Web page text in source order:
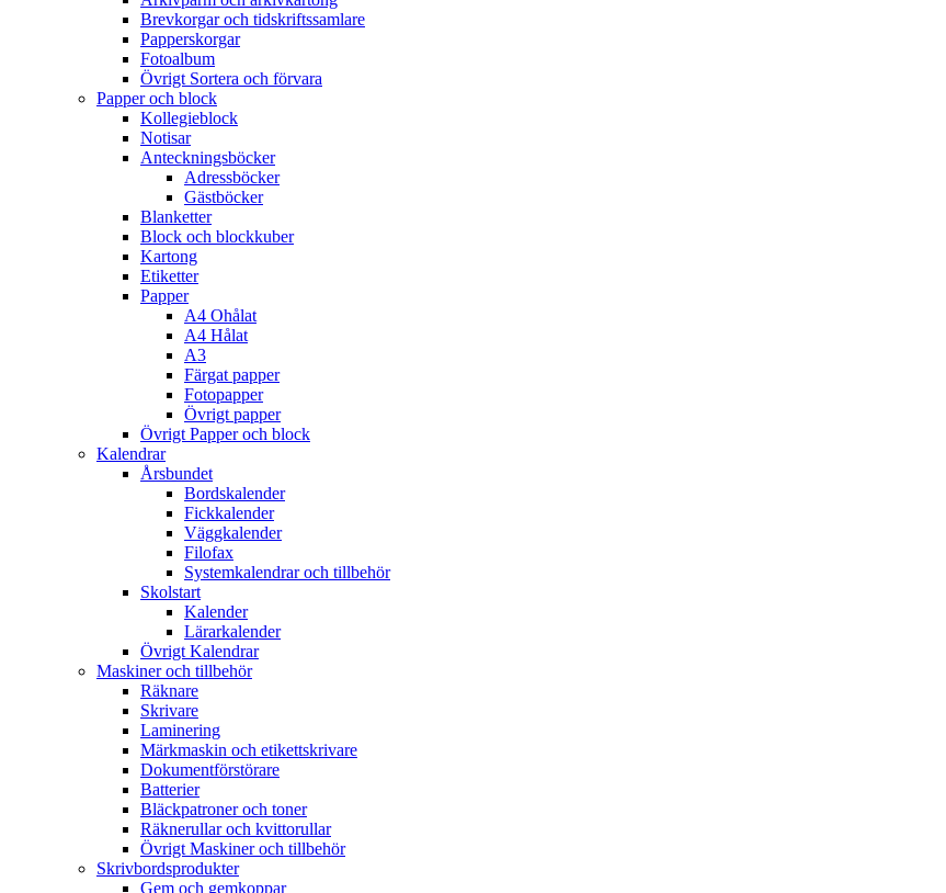
Brevkorgar och tidskriftssamlare
Papperskorgar
Fotoalbum
Övrigt Sortera och förvara
Papper och block
Kollegieblock
Notisar
Anteckningsböcker
Adressböcker
Gästböcker
Blanketter
Block och blockkuber
Kartong
Etiketter
Papper
A4 Ohålat
A4 Hålat
A3
Färgat papper
Fotopapper
Övrigt papper
Övrigt Papper och block
Kalendrar
Årsbundet
Bordskalender
Fickkalender
Väggkalender
Filofax
Systemkalendrar och tillbehör
Skolstart
Kalender
Lärarkalender
Övrigt Kalendrar
Maskiner och tillbehör
Räknare
Skrivare
Laminering
Märkmaskin och etikettskrivare
Dokumentförstörare
Batterier
Bläckpatroner och toner
Räknerullar och kvittorullar
Övrigt Maskiner och tillbehör
Skrivbordsprodukter
Gem och gemkoppar